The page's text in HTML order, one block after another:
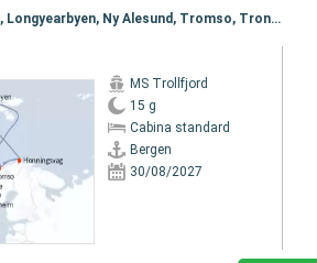
Itinerario : Bergen, Andalsnes, Traena, Reine, Tromso, Honningsvag, Longyearbyen, Ny Alesund, Tromso, Trondheim, Stokmarknes, Svolvaer, Stokmarknes, Svolvaer, Alesund, Spitzberg, Bergen, Alesund, Spitzberg, Bergen
MS Trollfjord
15 g
Cabina standard
Bergen
30/08/2027